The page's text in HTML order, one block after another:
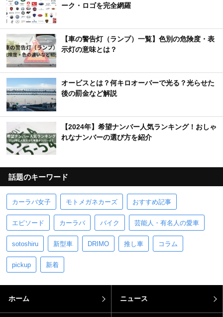
ーク・ロゴを完全網羅
【車の警告灯（ランプ）一覧】色別の危険度・表
示灯の意味とは？
オービスとは？何キロオーバーで光る？光らせた
後の罰金など解説
【2024年】希望ナンバー人気ランキング！おしゃ
れなナンバーの選び方を紹介
話題のキーワード
カーラバ女子 モトメガネカーズ おすすめ記事
エピソード カーラバ バイク 芸能人・有名人の愛車
sotoshiru 新型車 DRIMO 推し車 コラム
pickup 新着
ホーム ニュース